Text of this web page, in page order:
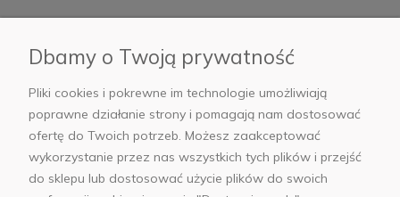
AB Foto
sklep@abfoto.pl
Dbamy o Twoją prywatność
Pliki cookies i pokrewne im technologie umożliwiają
poprawne działanie strony i pomagają nam dostosować
ofertę do Twoich potrzeb. Możesz zaakceptować
wykorzystanie przez nas wszystkich tych plików i przejść
do sklepu lub dostosować użycie plików do swoich